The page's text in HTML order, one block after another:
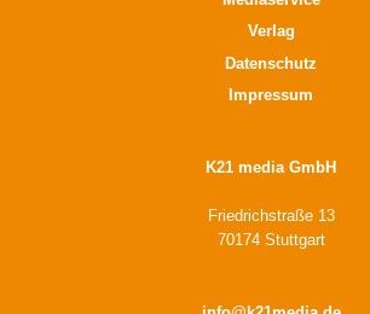
Verlag
Datenschutz
Impressum
K21 media GmbH
Friedrichstraße 13
70174 Stuttgart